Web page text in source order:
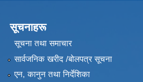
सूचनाहरू
सूचना तथा समाचार
सार्वजनिक खरीद /बोलपत्र सूचना
एन, कानुन तथा निर्देशिका